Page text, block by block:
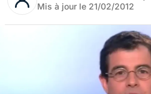
Mis à jour le 21/02/2012